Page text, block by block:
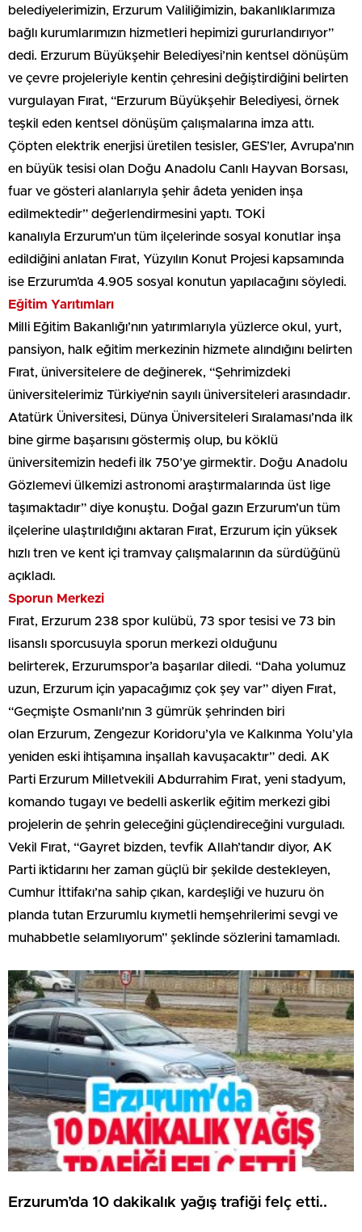
belediyelerimizin, Erzurum Valiliğimizin, bakanlıklarımıza
bağlı kurumlarımızın hizmetleri hepimizi gururlandırıyor”
dedi. Erzurum Büyükşehir Belediyesi’nin kentsel dönüşüm
ve çevre projeleriyle kentin çehresini değiştirdiğini belirten
vurgulayan Fırat, “Erzurum Büyükşehir Belediyesi, örnek
teşkil eden kentsel dönüşüm çalışmalarına imza attı.
Çöpten elektrik enerjisi üretilen tesisler, GES’ler, Avrupa’nın
en büyük tesisi olan Doğu Anadolu Canlı Hayvan Borsası,
fuar ve gösteri alanlarıyla şehir âdeta yeniden inşa
edilmektedir” değerlendirmesini yaptı. TOKİ
kanalıyla Erzurum’un tüm ilçelerinde sosyal konutlar inşa
edildiğini anlatan Fırat, Yüzyılın Konut Projesi kapsamında
ise Erzurum’da 4.905 sosyal konutun yapılacağını söyledi.
Eğitim Yarıtımları
Milli Eğitim Bakanlığı’nın yatırımlarıyla yüzlerce okul, yurt,
pansiyon, halk eğitim merkezinin hizmete alındığını belirten
Fırat, üniversitelere de değinerek, “Şehrimizdeki
üniversitelerimiz Türkiye’nin sayılı üniversiteleri arasındadır.
Atatürk Üniversitesi, Dünya Üniversiteleri Sıralaması’nda ilk
bine girme başarısını göstermiş olup, bu köklü
üniversitemizin hedefi ilk 750’ye girmektir. Doğu Anadolu
Gözlemevi ülkemizi astronomi araştırmalarında üst lige
taşımaktadır” diye konuştu. Doğal gazın Erzurum’un tüm
ilçelerine ulaştırıldığını aktaran Fırat, Erzurum için yüksek
hızlı tren ve kent içi tramvay çalışmalarının da sürdüğünü
açıkladı.
Sporun Merkezi
Fırat, Erzurum 238 spor kulübü, 73 spor tesisi ve 73 bin
lisanslı sporcusuyla sporun merkezi olduğunu
belirterek, Erzurumspor’a başarılar diledi. “Daha yolumuz
uzun, Erzurum için yapacağımız çok şey var” diyen Fırat,
“Geçmişte Osmanlı’nın 3 gümrük şehrinden biri
olan Erzurum, Zengezur Koridoru’yla ve Kalkınma Yolu’yla
yeniden eski ihtişamına inşallah kavuşacaktır” dedi. AK
Parti Erzurum Milletvekili Abdurrahim Fırat, yeni stadyum,
komando tugayı ve bedelli askerlik eğitim merkezi gibi
projelerin de şehrin geleceğini güçlendireceğini vurguladı.
Vekil Fırat, “Gayret bizden, tevfik Allah’tandır diyor, AK
Parti iktidarını her zaman güçlü bir şekilde destekleyen,
Cumhur İttifakı’na sahip çıkan, kardeşliği ve huzuru ön
planda tutan Erzurumlu kıymetli hemşehrilerimi sevgi ve
muhabbetle selamlıyorum” şeklinde sözlerini tamamladı.
Erzurum’da 10 dakikalık yağış trafiği felç etti..